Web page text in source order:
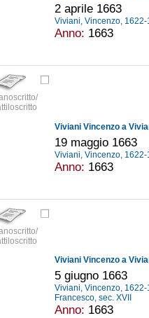
2 aprile 1663
Viviani, Vincenzo,
Anno: 1663
Viviani Vincenzo a
19 maggio 1663
Viviani, Vincenzo,
Anno: 1663
Viviani Vincenzo a
5 giugno 1663
Viviani, Vincenzo,
Francesco, sec. XVII
Anno: 1663